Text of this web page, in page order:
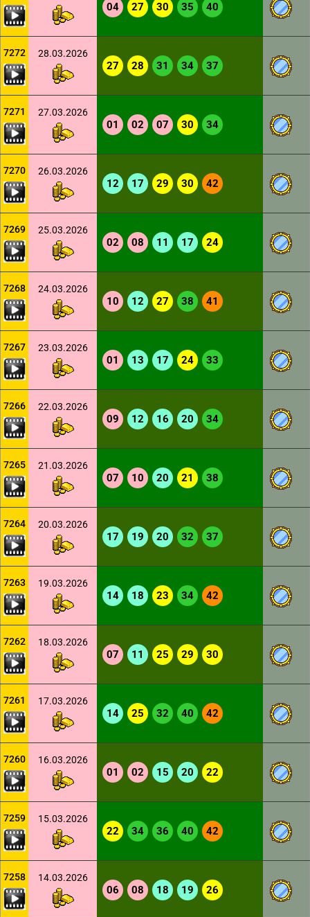
04 27 30 35 40
7272 28.03.2026
27 28 31 34 37
7271 27.03.2026
01 02 07 30 34
7270 26.03.2026
12 17 29 30 42
7269 25.03.2026
02 08 11 17 24
7268 24.03.2026
10 12 27 38 41
7267 23.03.2026
01 13 17 24 33
7266 22.03.2026
09 12 16 20 34
7265 21.03.2026
07 10 20 21 38
7264 20.03.2026
17 19 20 32 37
7263 19.03.2026
14 18 23 34 42
7262 18.03.2026
07 11 25 29 30
7261 17.03.2026
14 25 32 40 42
7260 16.03.2026
01 02 15 20 22
7259 15.03.2026
22 34 36 40 42
7258 14.03.2026
06 08 18 19 26